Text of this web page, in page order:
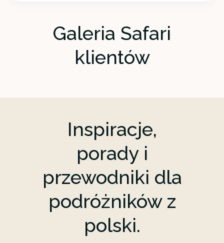
Amboseli
Amboseli Sopa Lodge
Galeria Safari
klientów
Inspiracje,
porady i
przewodniki dla
podróżników z
polski.